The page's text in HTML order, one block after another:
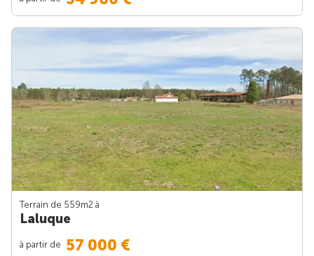
Terrain de 559m2 à
Laluque
à partir de 57 000 €